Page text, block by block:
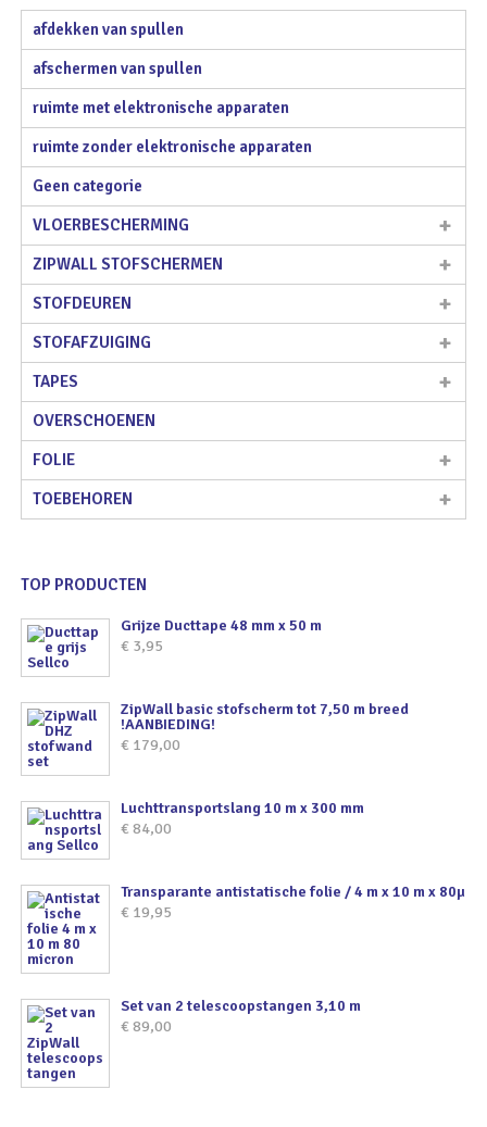
afdekken van spullen
afschermen van spullen
ruimte met elektronische apparaten
ruimte zonder elektronische apparaten
Geen categorie
VLOERBESCHERMING
ZIPWALL STOFSCHERMEN
STOFDEUREN
STOFAFZUIGING
TAPES
OVERSCHOENEN
FOLIE
TOEBEHOREN
TOP PRODUCTEN
Grijze Ducttape 48 mm x 50 m
€ 3,95
ZipWall basic stofscherm tot 7,50 m breed
!AANBIEDING!
€ 179,00
Luchttransportslang 10 m x 300 mm
€ 84,00
Transparante antistatische folie / 4 m x 10 m x 80µ
€ 19,95
Set van 2 telescoopstangen 3,10 m
€ 89,00